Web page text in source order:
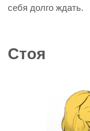
себя долго ждать.
Стоя